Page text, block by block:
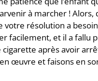
à marcher ! Alors,
résolution a
facilement, et il a fallu
après avoir
œuvre et faisons en